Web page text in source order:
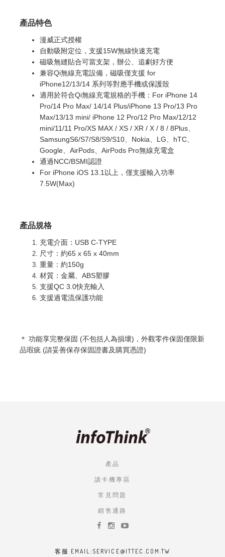
產品特色
漫威正式授權
自動吸附定位，支援15W無線快速充電
磁吸無縫貼合可當支架，辦公、追劇好方便
兼容Qi無線充電設備，磁吸僅支援 for
iPhone12/13/14 系列等對應手機或保護殼
適用於符合Qi無線充電規格的手機：For iPhone 14
Pro/14 Pro Max/ 14/14 Plus/iPhone 13 Pro/13 Pro
Max/13/13 mini/ iPhone 12 Pro/12 Pro Max/12/12
mini/11/11 Pro/XS MAX / XS / XR / X / 8 / 8Plus、
SamsungS6/S7/S8/S9/S10、Nokia、LG、hTC、
Google、AirPods、AirPods Pro無線充電盒
通過NCC/BSMI認證
For iPhone iOS 13.1以上，僅支援輸入功率
7.5W(Max)
產品規格
充電介面：USB C-TYPE
尺寸：約65 x 65 x 40mm
重量：約150g
材質：金屬、ABS塑膠
支援QC 3.0快充輸入
支援過電流保護功能
＊ 功能享完整保固 (不包括人為損壞)，外觀零件保固僅限新
品瑕疵 (請妥善保存保固證書及購買憑證)
產品
讀卡機專區
常見問題
銷售通路
客服 EMAIL:SERVICE@ITTEC.COM.TW